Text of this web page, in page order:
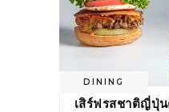
DINING
เสิร์ฟรสชาติญี่ปุ่